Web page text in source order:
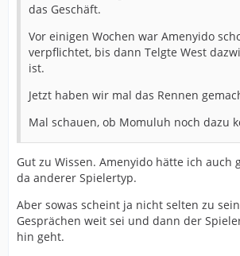
das Geschäft.
Vor einigen Wochen war Amenyido
verpflichtet, bis dann Telgte West
ist.
Jetzt haben wir mal das Rennen
Mal schauen, ob Momuluh noch dazu
Gut zu Wissen. Amenyido hätte ich auch
da anderer Spielertyp.
Aber sowas scheint ja nicht selten zu
Gesprächen weit sei und dann der
hin geht.